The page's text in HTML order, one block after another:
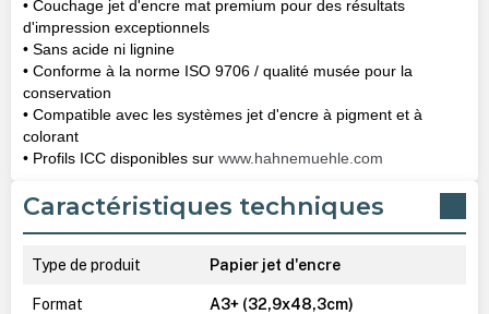
• Couchage jet d'encre mat premium pour des résultats
d'impression exceptionnels
• Sans acide ni lignine
• Conforme à la norme ISO 9706 / qualité musée pour la
conservation
• Compatible avec les systèmes jet d'encre à pigment et à
colorant
• Profils ICC disponibles sur www.hahnemuehle.com
Caractéristiques techniques
Type de produit Papier jet d'encre
Format A3+ (32,9x48,3cm)